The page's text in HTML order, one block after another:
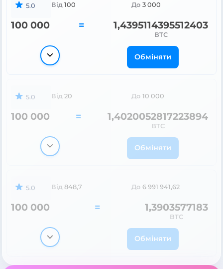
5.0 Від 100 До 3 000
100 000 = 1,4395114395512403
BTC
Обміняти
5.0 Від 20 До 10 000
100 000 = 1,4020052817223894
BTC
Обміняти
5.0 Від 848,7 До 6 991 941,62
100 000 = 1,3903577183
BTC
Обміняти